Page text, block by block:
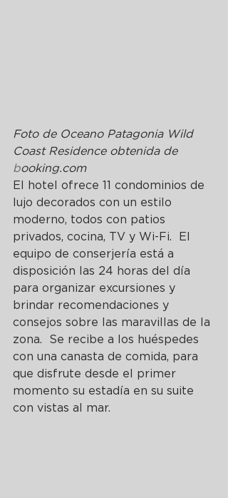
Foto de Oceano Patagonia Wild
Coast Residence obtenida de
booking.com
El hotel ofrece 11 condominios de
lujo decorados con un estilo
moderno, todos con patios
privados, cocina, TV y Wi-Fi.  El
equipo de conserjería está a
disposición las 24 horas del día
para organizar excursiones y
brindar recomendaciones y
consejos sobre las maravillas de la
zona.  Se recibe a los huéspedes
con una canasta de comida, para
que disfrute desde el primer
momento su estadía en su suite
con vistas al mar.